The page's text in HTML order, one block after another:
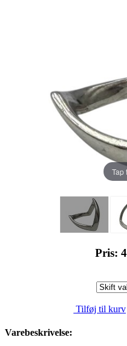
Tap
Pris:
Tilføj til kurv
Varebeskrivelse: